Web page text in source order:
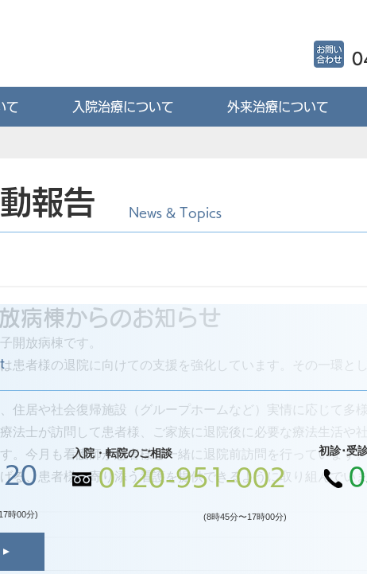
て 入院治療について 外来治療について
報告 News & Topics
病棟からのお知らせ
開放病棟です。
患者様の退院に向けての支援を強化しています。その一環と
住居や社会復帰施設（グループホームなど）実情に応じて多
法士が訪問して患者様、ご家族に退院後に必要な療法生活や社
。今月も看護師が患者様と一緒に退院前訪問を行っています
る、患者様に寄り添う看護を提供できるように取り組んでい
時00分)
入院・転院のご相談
0120-951-002
(8時45分〜17時00分)
初診･受